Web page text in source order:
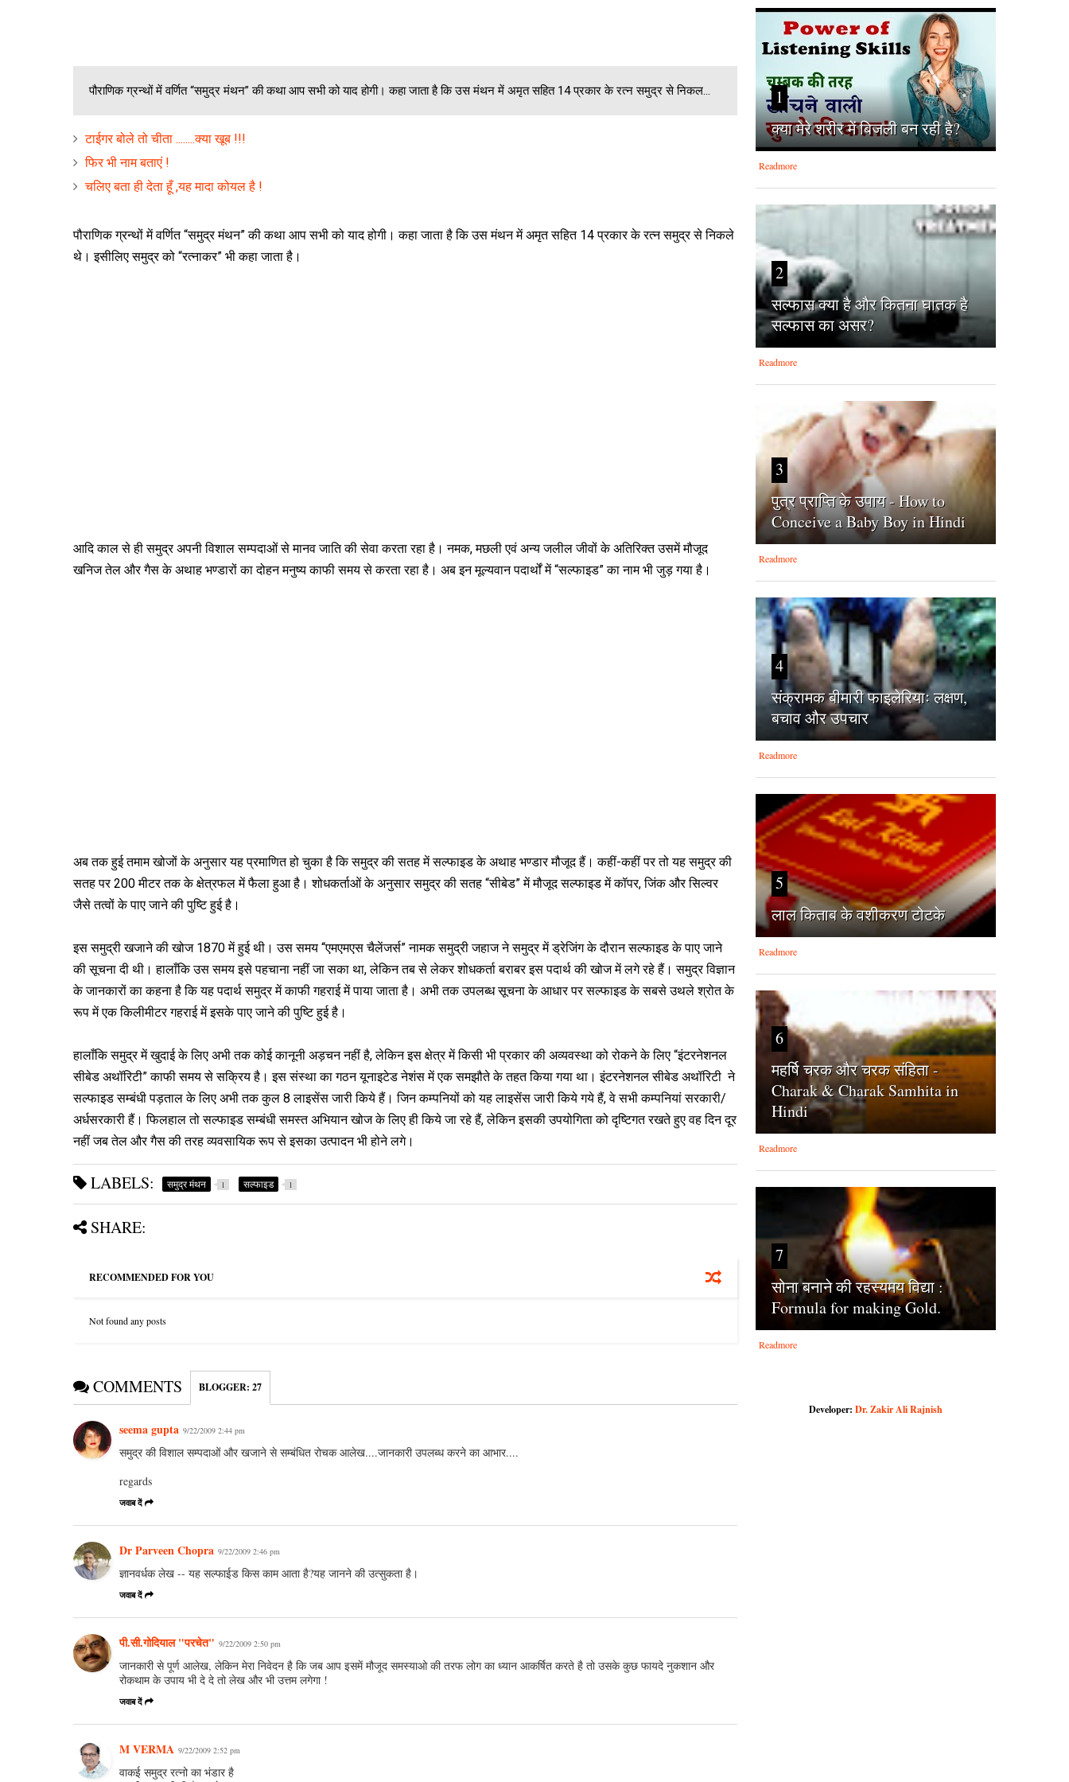
पौराणिक ग्रन्थों में वर्णित “समुद्र मंथन” की कथा आप सभी को याद होगी। कहा जाता है कि उस मंथन में अमृत सहित 14 प्रकार के रत्न समुद्र से निकल...
टाईगर बोले तो चीता ........क्या खूब !!!
फिर भी नाम बताएं !
चलिए बता ही देता हूँ ,यह मादा कोयल है !
पौराणिक ग्रन्थों में वर्णित “समुद्र मंथन” की कथा आप सभी को याद होगी। कहा जाता है कि उस मंथन में अमृत सहित 14 प्रकार के रत्न समुद्र से निकले
थे। इसीलिए समुद्र को “रत्नाकर” भी कहा जाता है।
आदि काल से ही समुद्र अपनी विशाल सम्पदाओं से मानव जाति की सेवा करता रहा है। नमक, मछली एवं अन्य जलील जीवों के अतिरिक्त उसमें मौजूद
खनिज तेल और गैस के अथाह भण्डारों का दोहन मनुष्य काफी समय से करता रहा है। अब इन मूल्यवान पदार्थों में “सल्फाइड” का नाम भी जुड़ गया है।
अब तक हुई तमाम खोजों के अनुसार यह प्रमाणित हो चुका है कि समुद्र की सतह में सल्फाइड के अथाह भण्डार मौजूद हैं। कहीं-कहीं पर तो यह समुद्र की
सतह पर 200 मीटर तक के क्षेत्रफल में फैला हुआ है। शोधकर्ताओं के अनुसार समुद्र की सतह “सीबेड” में मौजूद सल्फाइड में कॉपर, जिंक और सिल्वर
जैसे तत्वों के पाए जाने की पुष्टि हुई है।
इस समुद्री खजाने की खोज 1870 में हुई थी। उस समय “एमएमएस चैलेंजर्स” नामक समुद्री जहाज ने समुद्र में ड्रेजिंग के दौरान सल्फाइड के पाए जाने
की सूचना दी थी। हालाँकि उस समय इसे पहचाना नहीं जा सका था, लेकिन तब से लेकर शोधकर्ता बराबर इस पदार्थ की खोज में लगे रहे हैं। समुद्र विज्ञान
के जानकारों का कहना है कि यह पदार्थ समुद्र में काफी गहराई में पाया जाता है। अभी तक उपलब्ध सूचना के आधार पर सल्फाइड के सबसे उथले श्रोत के
रूप में एक किलीमीटर गहराई में इसके पाए जाने की पुष्टि हुई है।
हालाँकि समुद्र में खुदाई के लिए अभी तक कोई कानूनी अड़चन नहीं है, लेकिन इस क्षेत्र में किसी भी प्रकार की अव्यवस्था को रोकने के लिए “इंटरनेशनल
सीबेड अथॉरिटी” काफी समय से सक्रिय है। इस संस्था का गठन यूनाइटेड नेशंस में एक समझौते के तहत किया गया था। इंटरनेशनल सीबेड अथॉरिटी ने
सल्फाइड सम्बंधी पड़ताल के लिए अभी तक कुल 8 लाइसेंस जारी किये हैं। जिन कम्पनियों को यह लाइसेंस जारी किये गये हैं, वे सभी कम्पनियां सरकारी/
अर्धसरकारी हैं। फिलहाल तो सल्फाइड सम्बंधी समस्त अभियान खोज के लिए ही किये जा रहे हैं, लेकिन इसकी उपयोगिता को दृष्टिगत रखते हुए वह दिन दूर
नहीं जब तेल और गैस की तरह व्यवसायिक रूप से इसका उत्पादन भी होने लगे।
LABELS: समुद्र मंथन 1 सल्फाइड 1
SHARE:
RECOMMENDED FOR YOU
Not found any posts
COMMENTS BLOGGER: 27
seema gupta 9/22/2009 2:44 pm
समुद्र की विशाल सम्पदाओं और खजाने से सम्बंधित रोचक आलेख....जानकारी उपलब्ध करने का आभार....
regards
जवाब दें
Dr Parveen Chopra 9/22/2009 2:46 pm
ज्ञानवर्धक लेख -- यह सल्फाईड किस काम आता है?यह जानने की उत्सुकता है।
जवाब दें
पी.सी.गोदियाल "परचेत" 9/22/2009 2:50 pm
जानकारी से पूर्ण आलेख, लेकिन मेरा निवेदन है कि जब आप इसमें मौजूद समस्याओ की तरफ लोग का ध्यान आकर्षित करते है तो उसके कुछ फायदे नुकशान और
रोकथाम के उपाय भी दे दे तो लेख और भी उत्तम लगेगा !
जवाब दें
M VERMA 9/22/2009 2:52 pm
वाकई समुद्र रत्नो का भंडार है
1
क्‍या मेरे शरीर में बिजली बन रही है?
Readmore
2
सल्फास क्या है और कितना घातक है
सल्फास का असर?
Readmore
3
पुत्र प्राप्ति के उपाय - How to
Conceive a Baby Boy in Hindi
Readmore
4
संक्रामक बीमारी फाइलेरियाः लक्षण,
बचाव और उपचार
Readmore
5
लाल किताब के वशीकरण टोटके
Readmore
6
महर्षि चरक और चरक संहिता -
Charak & Charak Samhita in
Hindi
Readmore
7
सोना बनाने की रहस्यमय विद्या :
Formula for making Gold.
Readmore
Developer:Dr. Zakir Ali Rajnish